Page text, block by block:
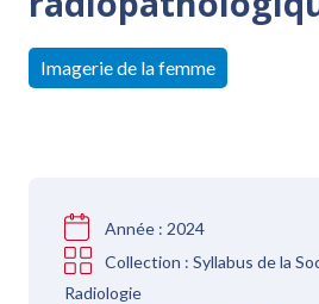
0
Imagerie de la femme
Année : 2024
Collection : Syllabus de la
Radiologie